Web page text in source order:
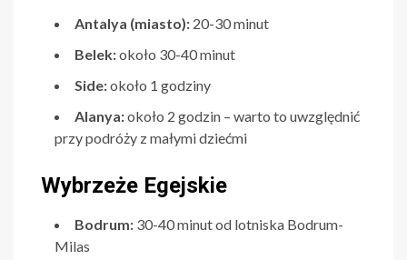
Antalya (miasto): 20-30 minut
Belek:około 30-40 minut
Side:około 1 godziny
Alanya:około 2 godzin – warto to uwzględnić
przy podróży z małymi dziećmi
Wybrzeże Egejskie
Bodrum: 30-40 minut od lotniska Bodrum-
Milas